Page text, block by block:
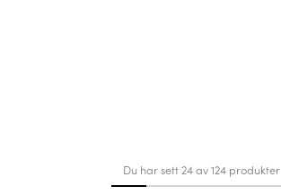
Du har sett 24 av 124 produkter